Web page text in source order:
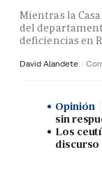
Mientras la
del
deficiencias en
David Alandete
Opinión
sin
Los
discurso